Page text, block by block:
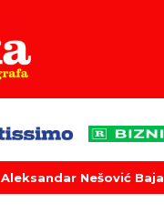
Aleksandar Nešović Baja